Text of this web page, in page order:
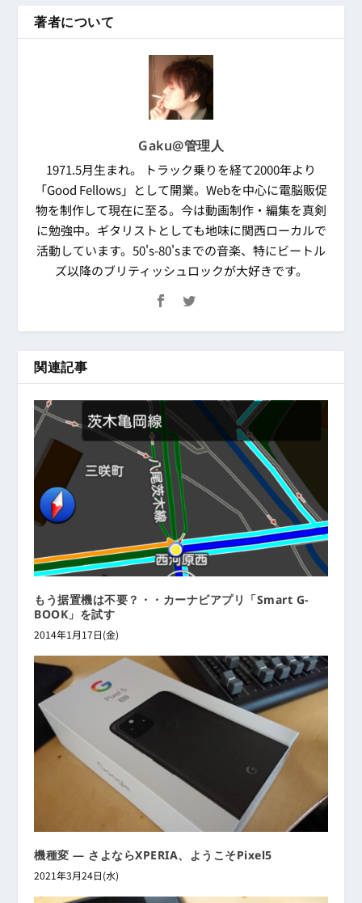
著者について
Gaku@管理人
1971.5月生まれ。 トラック乗りを経て2000年より
「Good Fellows」として開業。Webを中心に電脳販促
物を制作して現在に至る。今は動画制作・編集を真剣
に勉強中。ギタリストとしても地味に関西ローカルで
活動しています。50's-80'sまでの音楽、特にビートル
ズ以降のブリティッシュロックが大好きです。
関連記事
もう据置機は不要？・・カーナビアプリ「Smart G-
BOOK」を試す
2014年1月17日(金)
機種変 ― さよならXPERIA、ようこそPixel5
2021年3月24日(水)